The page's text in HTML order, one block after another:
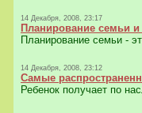
14 Декабря, 2008, 23:17
Планирование семьи и
Планирование семьи -
14 Декабря, 2008, 23:12
Самые
Ребенок получает по